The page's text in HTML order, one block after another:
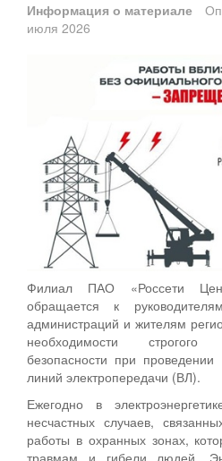
Информация о материале
июля 2026
Филиал ПАО «Россети
обращается к
администраций и жителям
необходимости
безопасности при
линий электропередачи (ВЛ).
Ежегодно в
несчастных случаев,
работы в охранных зонах,
травмам и гибели людей.